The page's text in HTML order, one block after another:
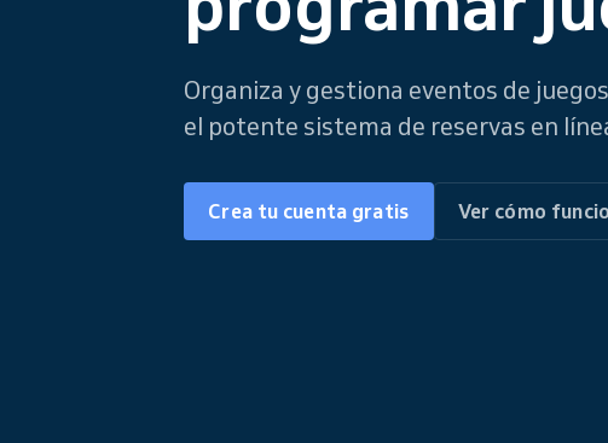
Organiza y gestiona eventos de
el potente sistema de reservas en
Crea tu cuenta gratis Ver cómo